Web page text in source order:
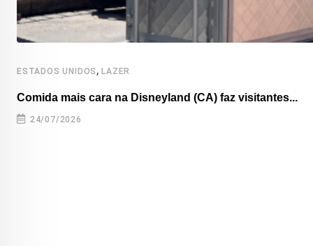
ESTADOS UNIDOS ,LAZER
Comida mais cara na Disneyland (CA) faz visitantes...
24/07/2026